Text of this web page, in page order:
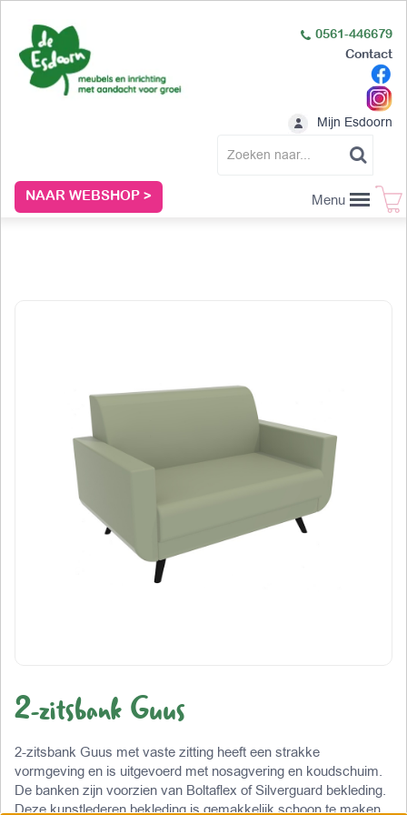
NAAR WEBSHOP >
0561-446679
Contact
Mijn Esdoorn
Menu
2-zitsbank Guus
2-zitsbank Guus met vaste zitting heeft een strakke
vormgeving en is uitgevoerd met nosagvering en koudschuim.
De banken zijn voorzien van Boltaflex of Silverguard bekleding.
Deze kunstlederen bekleding is gemakkelijk schoon te maken,